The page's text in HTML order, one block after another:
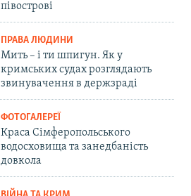
півострові
ПРАВА ЛЮДИНИ
Мить – і ти шпигун. Як у
кримських судах розглядають
звинувачення в держзраді
ФОТОГАЛЕРЕЇ
Краса Сімферопольського
водосховища та занедбаність
довкола